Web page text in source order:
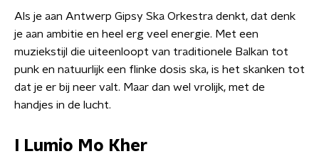
Als je aan Antwerp Gipsy Ska Orkestra denkt, dat denk
je aan ambitie en heel erg veel energie. Met een
muziekstijl die uiteenloopt van traditionele Balkan tot
punk en natuurlijk een flinke dosis ska, is het skanken tot
dat je er bij neer valt. Maar dan wel vrolijk, met de
handjes in de lucht.
I Lumio Mo Kher